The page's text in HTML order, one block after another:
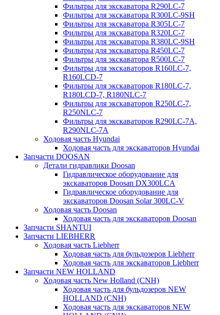
Фильтры для экскаватора R290LC-7
Фильтры для экскаватора R300LC-9SH
Фильтры для экскаватора R305LC-7
Фильтры для экскаватора R320LC-7
Фильтры для экскаватора R380LC-9SH
Фильтры для экскаватора R450LC-7
Фильтры для экскаватора R500LC-7
Фильтры для экскаваторов R160LC-7,
R160LCD-7
Фильтры для экскаваторов R180LC-7,
R180LCD-7, R180NLC-7
Фильтры для экскаваторов R250LC-7,
R250NLC-7
Фильтры для экскаваторов R290LC-7A,
R290NLC-7A
Ходовая часть Hyundai
Ходовая часть для экскаваторов Hyundai
Запчасти DOOSAN
Детали гидравлики Doosan
Гидравлическое оборудование для
экскаваторов Doosan DX300LCA
Гидравлическое оборудование для
экскаваторов Doosan Solar 300LC-V
Ходовая часть Doosan
Ходовая часть для экскаваторов Doosan
Запчасти SHANTUI
Запчасти LIEBHERR
Ходовая часть Liebherr
Ходовая часть для бульдозеров Liebherr
Ходовая часть для экскаваторов Liebherr
Запчасти NEW HOLLAND
Ходовая часть New Holland (CNH)
Ходовая часть для бульдозеров NEW
HOLLAND (CNH)
Ходовая часть для экскаваторов NEW